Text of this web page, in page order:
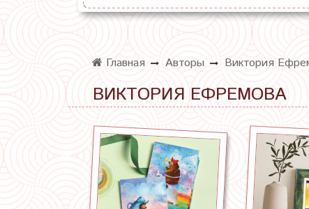
Главная Авторы Виктория
ВИКТОРИЯ ЕФРЕМОВА